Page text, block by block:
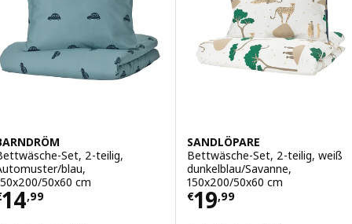
Set, 2-teilig,
blau,
50x60 cm
14,99€ 14,99
SANDLÖPARE
Bettwäsche-Set, 2-teilig, weiß
dunkelblau/Savanne,
150x200/50x60 cm
€19,99
Preis € 19,99